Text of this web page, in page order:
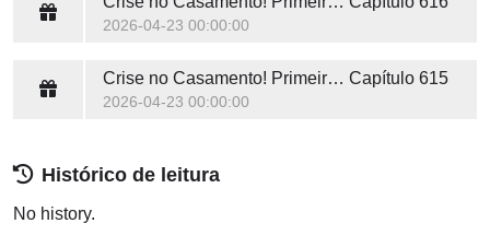
2026-04-23 00:00:00
Crise no Casamento! Primeiro amor, Fique Longe Capítulo 615
2026-04-23 00:00:00
Histórico de leitura
No history.